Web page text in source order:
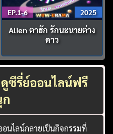
EP.1-6 2025
Alien ตาฮัก รักนะนายต่าง
ดาว
ซีรี่ย์ออนไลน์ฟรี
นไลน์กลายเป็นกิจกรรมที่